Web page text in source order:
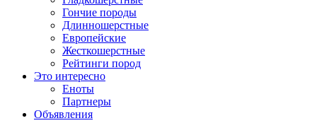
Гончие породы
Длинношерстные
Европейские
Жесткошерстные
Рейтинги пород
Это интересно
Еноты
Партнеры
Объявления